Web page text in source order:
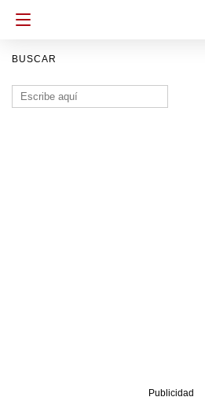
BUSCAR
Buscar:
Publicidad